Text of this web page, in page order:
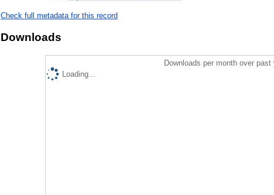
Check full metadata for this record
Downloads
Downloads per month over past
Loading...